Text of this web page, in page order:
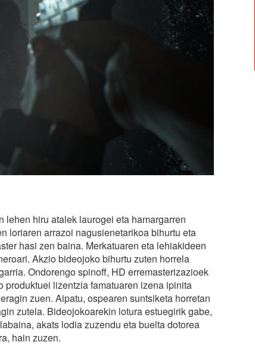
hiru atalek laurogei eta hamargarren
loriaren arrazoi nagusienetarikoa bihurtu eta
hasi zen baina. Merkatuaren eta lehiakideen
Akzio bideojoko bihurtu zuten horrela
Ondorengo spinoff, HD erremasterizazioek
lizentzia famatuaren izena ipinita
zuen. Aipatu, ospearen suntsiketa horretan
zutela. Bideojokoarekin lotura estuegirik gabe,
akats lodia zuzendu eta buelta dotorea
hain zuzen.